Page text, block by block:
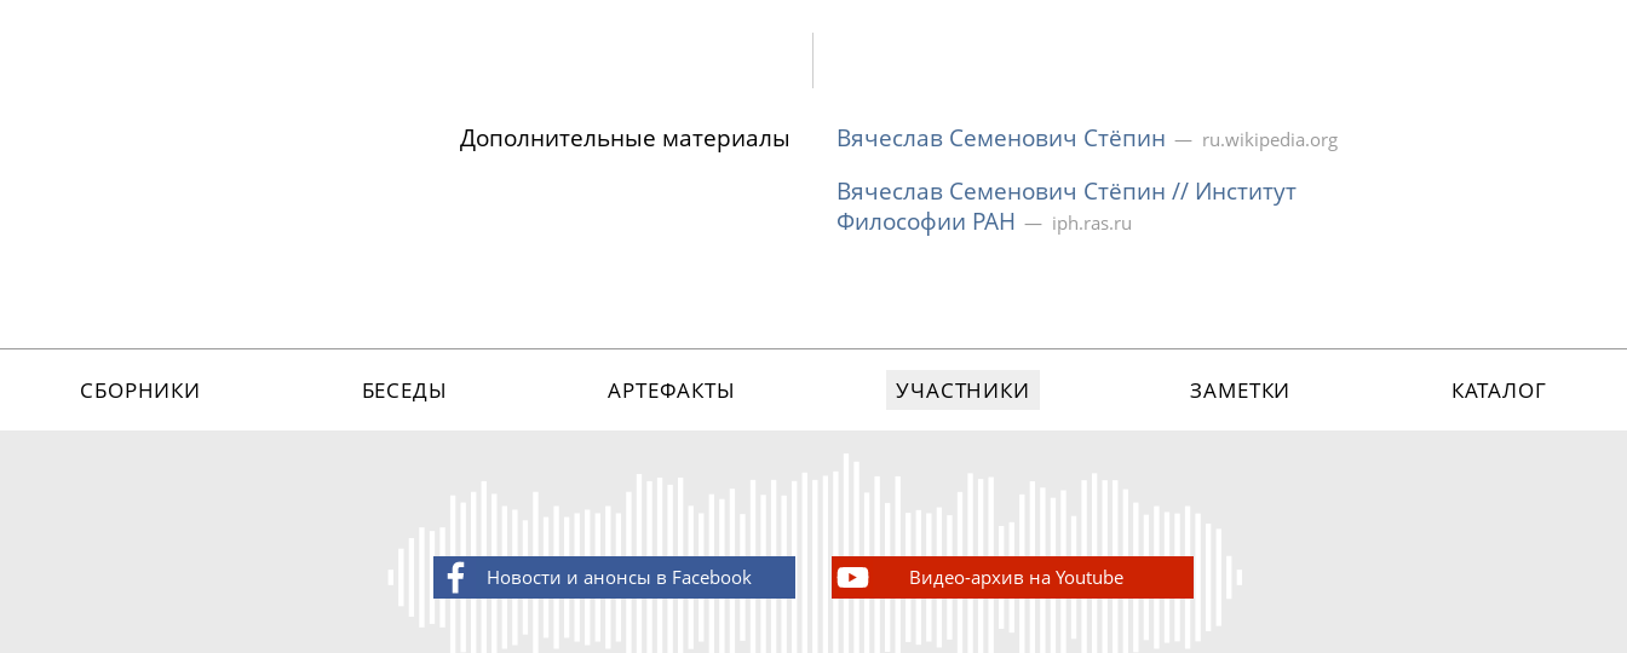
Дополнительные материалы Вячеслав Семенович Стёпин ru.wikipedia.org
Вячеслав Семенович Стёпин // Институт
Философии РАН
iph.ras.ru
СБОРНИКИ БЕСЕДЫ АРТЕФАКТЫ УЧАСТНИКИ ЗАМЕТКИ КАТАЛОГ
Новости и анонсы в Facebook Видео-архив на Youtube